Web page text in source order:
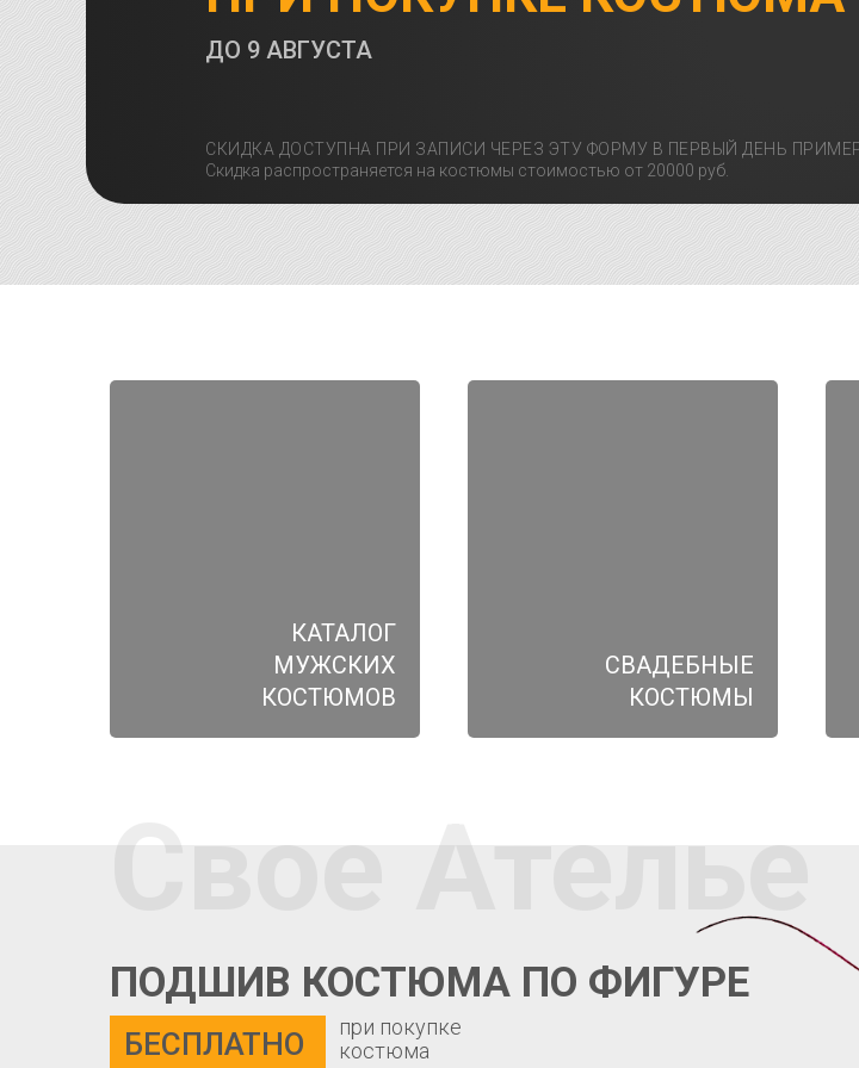
СКИДКА ДОСТУПНА ПРИ ЗАПИСИ ЧЕРЕЗ ЭТУ ФОРМУ В ПЕРВЫЙ ДЕНЬ
Скидка распространяется на костюмы стоимостью от 20000 руб.
ДО 9 АВГУСТА
КАТАЛОГ
МУЖСКИХ
КОСТЮМОВ
СВАДЕБНЫЕ
КОСТЮМЫ
Свое Ателье
ПОДШИВ КОСТЮМА ПО ФИГУРЕ
БЕСПЛАТНО
при покупке
костюма